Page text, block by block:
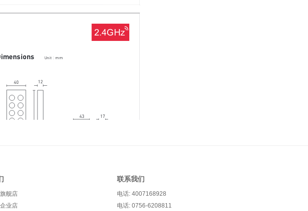
舰店
业店
联系我们
电话: 4007168928
电话: 0756-6208811